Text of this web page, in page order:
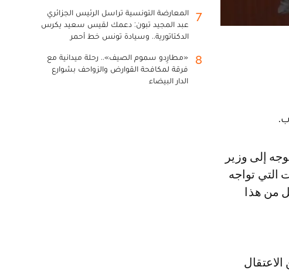
التي تواجه
من هذا
7
المعارضة التونسية تراسل الرئيس الجزائري
عبد المجيد تبون: دعمك لقيس سعيد يكرس
الدكتاتورية.. وسيادة تونس خط أحمر
8
«مطارِدو سموم الصيف».. رحلة ميدانية مع
فرقة لمكافحة القوارض والزواحف بشوارع
الدار البيضاء